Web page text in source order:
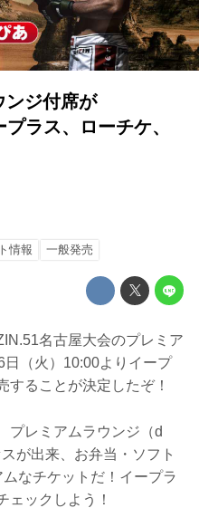
ンジ付席が
ラス、ローチケ、
情報 一般発売
名古屋大会のプレミア
日（火）10:00よりイープ
することが決定したぞ！
プレミアムラウンジ（d
が出来、お弁当・ソフト
なチケットだ！イープラ
ェックしよう！